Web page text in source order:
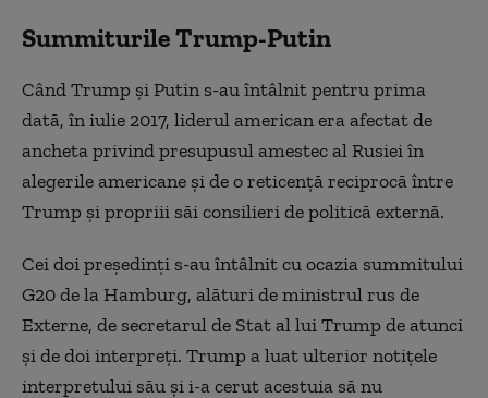
Summiturile Trump-Putin
Când Trump și Putin s-au întâlnit pentru prima
dată, în iulie 2017, liderul american era afectat de
ancheta privind presupusul amestec al Rusiei în
alegerile americane și de o reticență reciprocă între
Trump și propriii săi consilieri de politică externă.
Cei doi președinți s-au întâlnit cu ocazia summitului
G20 de la Hamburg, alături de ministrul rus de
Externe, de secretarul de Stat al lui Trump de atunci
și de doi interpreți. Trump a luat ulterior notițele
interpretului său și i-a cerut acestuia să nu